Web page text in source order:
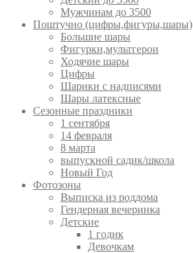
Мужчинам до 3500
Поштучно (цифры,фигуры,шары)
Большие шары
Фигурки,мультгерои
Ходячие шары
Цифры
Шарики с надписями
Шары латексные
Сезонные праздники
1 сентября
14 февраля
8 марта
выпускной садик/школа
Новый Год
Фотозоны
Выписка из роддома
Гендерная вечеринка
Детские
1 годик
Девочкам